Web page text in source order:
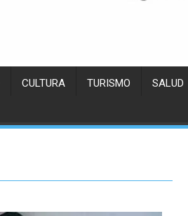
CULTURA TURISMO SALUD